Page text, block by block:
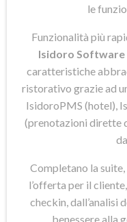
le
Funzionalità più
Isidoro Software
caratteristiche
ristorativo grazie ad
IsidoroPMS (hotel),
(prenotazioni dirette
Completano la
l’offerta per il
checkin, dall’analisi
benessere alla